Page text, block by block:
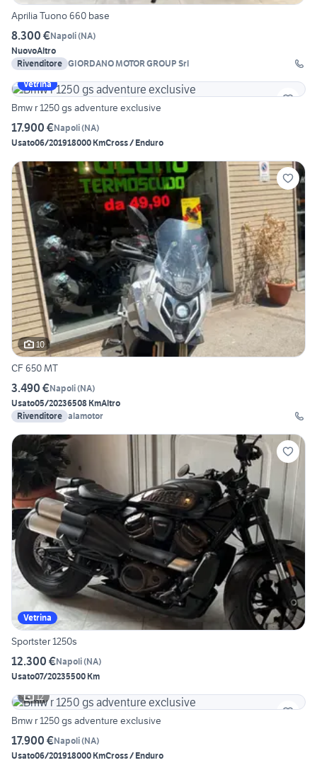
Aprilia Tuono 660 base
8.300 €Napoli(NA)
NuovoAltro
Rivenditore GIORDANO MOTOR GROUP Srl
Vetrina
Bmw r 1250 gs adventure exclusive
17.900 €Napoli(NA)
Usato06/201918000 KmCross / Enduro
10
CF 650 MT
3.490 €Napoli(NA)
Usato05/20236508 KmAltro
Rivenditore alamotor
Vetrina
Sportster 1250s
12.300 €Napoli(NA)
Usato07/20235500 Km
12
Bmw r 1250 gs adventure exclusive
17.900 €Napoli(NA)
Usato06/201918000 KmCross / Enduro